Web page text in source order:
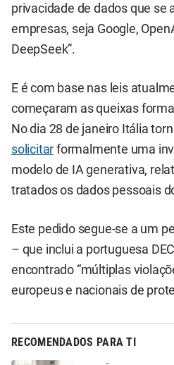
privacidade de dados que se
empresas, seja Google,
DeepSeek”.
E é com base nas leis
começaram as queixas
No dia 28 de janeiro Itália
solicitar formalmente uma
modelo de IA generativa,
tratados os dados pessoais
Este pedido segue-se a um
– que inclui a portuguesa
encontrado “múltiplas
europeus e nacionais de
RECOMENDADOS PARA TI